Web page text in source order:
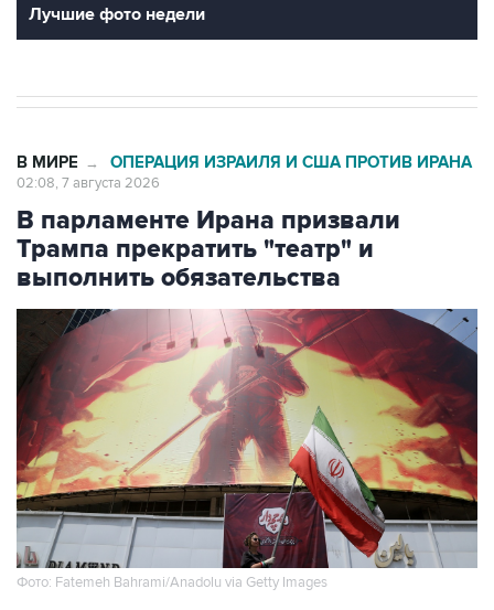
Лучшие фото недели
В МИРЕ → ОПЕРАЦИЯ ИЗРАИЛЯ И США ПРОТИВ ИРАНА
02:08, 7 августа 2026
В парламенте Ирана призвали
Трампа прекратить "театр" и
выполнить обязательства
Фото: Fatemeh Bahrami/Anadolu via Getty Images